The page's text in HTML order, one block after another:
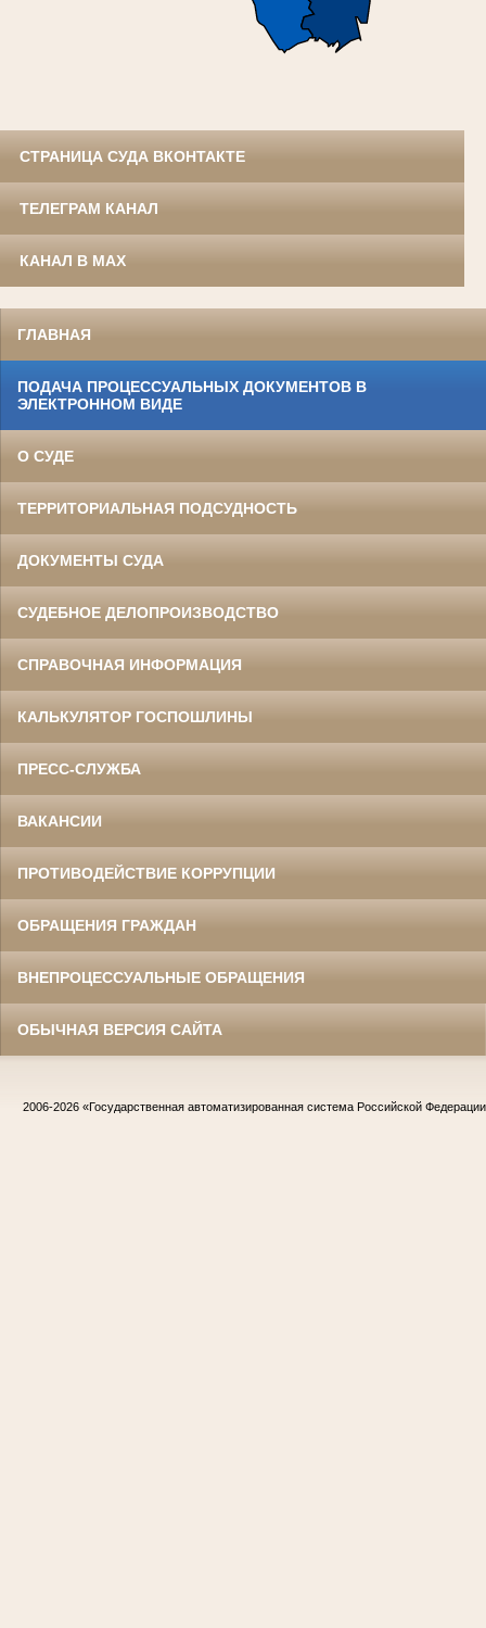
СТРАНИЦА СУДА ВКОНТАКТЕ
ТЕЛЕГРАМ КАНАЛ
КАНАЛ В MAX
ГЛАВНАЯ
ПОДАЧА ПРОЦЕССУАЛЬНЫХ ДОКУМЕНТОВ В
ЭЛЕКТРОННОМ ВИДЕ
О СУДЕ
ТЕРРИТОРИАЛЬНАЯ ПОДСУДНОСТЬ
ДОКУМЕНТЫ СУДА
СУДЕБНОЕ ДЕЛОПРОИЗВОДСТВО
СПРАВОЧНАЯ ИНФОРМАЦИЯ
КАЛЬКУЛЯТОР ГОСПОШЛИНЫ
ПРЕСС-СЛУЖБА
ВАКАНСИИ
ПРОТИВОДЕЙСТВИЕ КОРРУПЦИИ
ОБРАЩЕНИЯ ГРАЖДАН
ВНЕПРОЦЕССУАЛЬНЫЕ ОБРАЩЕНИЯ
ОБЫЧНАЯ ВЕРСИЯ САЙТА
2006-2026 «Государственная автоматизированная система Российской